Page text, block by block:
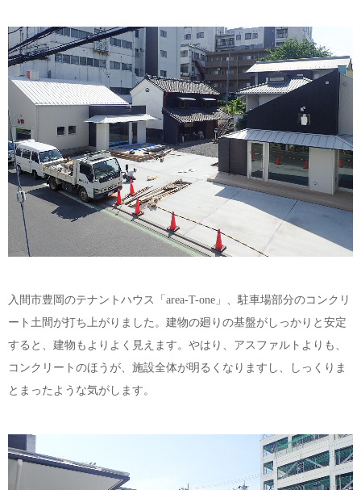
入間市豊岡のテナントハウス「area-T-one」、駐車場部分のコンクリ
ート土間が打ち上がりました。建物の廻りの基盤がしっかりと安定
すると、建物もよりよく見えます。やはり、アスファルトよりも、
コンクリートのほうが、施設全体が明るくなりますし、しっくりま
とまったような気がします。